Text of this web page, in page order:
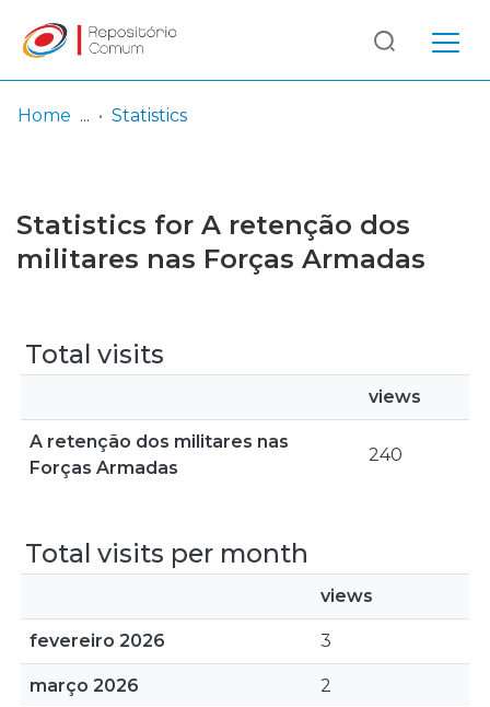
Browse repository
Log
In
(current)
Home Statistics
Statistics for A retenção dos
militares nas Forças Armadas
Total visits
views
A retenção dos militares nas
Forças Armadas
240
Total visits per month
views
fevereiro 2026 3
março 2026 2